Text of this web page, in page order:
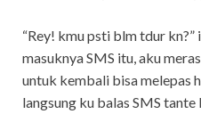
“Rey! kmu psti blm tdur
masuknya SMS itu, aku
untuk kembali bisa melepas
langsung ku balas SMS tante